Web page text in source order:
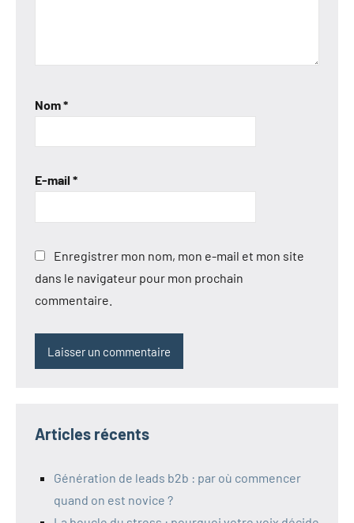
Nom*
E-mail *
Enregistrer mon nom, mon e-mail et mon site
dans le navigateur pour mon prochain
commentaire.
Articles récents
Génération de leads b2b : par où commencer
quand on est novice ?